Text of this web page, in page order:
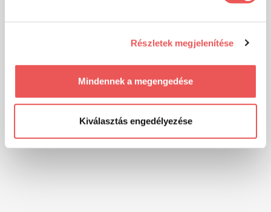
Részletek megjelenítése
Mindennek a megengedése
Kiválasztás engedélyezése